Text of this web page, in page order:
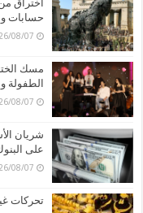
اختراق
حسابات
2026/08/07
مسك
2026/08/07
شريان
على
2026/08/07
تحركات